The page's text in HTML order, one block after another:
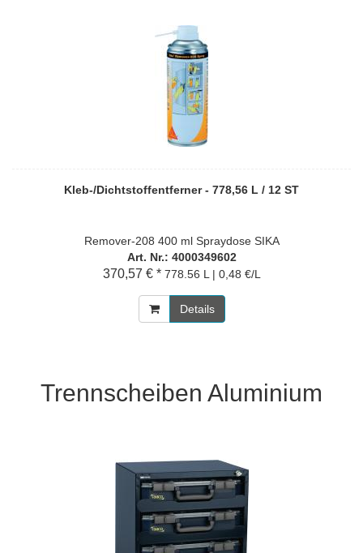
Kleb-/Dichtstoffentferner - 778,56 L / 12 ST
Remover-208 400 ml Spraydose SIKA
Art. Nr.: 4000349602
370,57 € * 778.56 L | 0,48 €/L
Details
Trennscheiben Aluminium